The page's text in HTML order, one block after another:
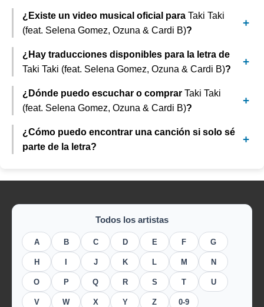
¿Existe un video musical oficial para Taki Taki
(feat. Selena Gomez, Ozuna & Cardi B)?
¿Hay traducciones disponibles para la letra de
Taki Taki (feat. Selena Gomez, Ozuna & Cardi B)?
¿Dónde puedo escuchar o comprar Taki Taki
(feat. Selena Gomez, Ozuna & Cardi B)?
¿Cómo puedo encontrar una canción si solo sé
parte de la letra?
Todos los artistas
A B C D E F G
H J K L M N
O P Q R S T U
V W X Y Z 0-9